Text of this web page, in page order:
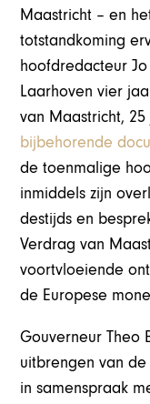
Maastricht – en
totstandkoming
hoofdredacteur
Laarhoven vier
van Maastricht,
bijbehorende
de toenmalige
inmiddels zijn
destijds en
Verdrag van
voortvloeiende
de Europese
Gouverneur Theo
uitbrengen van
in samenspraak